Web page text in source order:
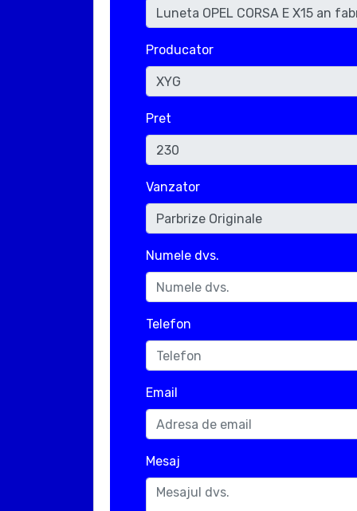
Producator
Pret
Vanzator
Numele dvs.
Telefon
Email
Mesaj